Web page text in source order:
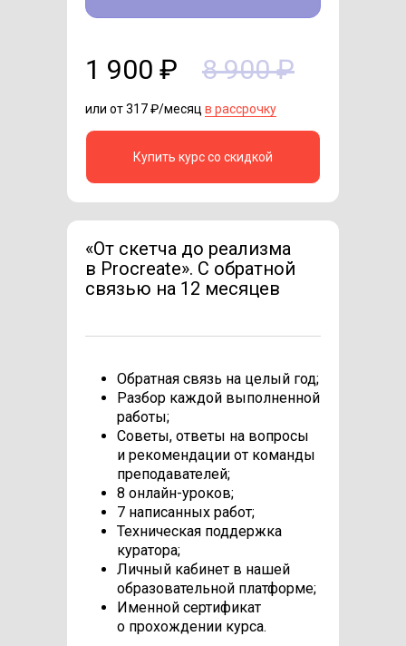
или от 317 ₽/месяц в рассрочку
8 900 ₽
1 900 ₽
Купить курс со скидкой
Обратная связь на целый год;
Разбор каждой выполненной
работы;
Советы, ответы на вопросы
и рекомендации от команды
преподавателей;
8 онлайн-уроков;
7 написанных работ;
Техническая поддержка
куратора;
Личный кабинет в нашей
образовательной платформе;
Именной сертификат
о прохождении курса.
«От скетча до реализма
в Procreate». C обратной
связью на 12 месяцев